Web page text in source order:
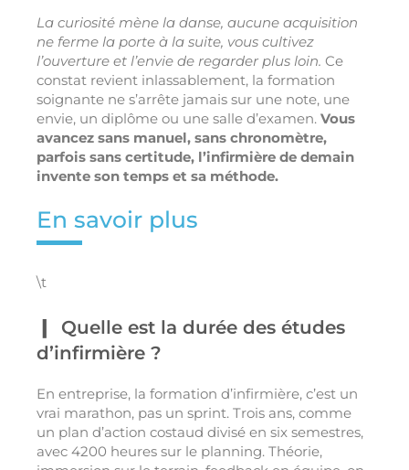
La curiosité mène la danse, aucune acquisition
ne ferme la porte à la suite, vous cultivez
l’ouverture et l’envie de regarder plus loin. Ce
constat revient inlassablement, la formation
soignante ne s’arrête jamais sur une note, une
envie, un diplôme ou une salle d’examen. Vous
avancez sans manuel, sans chronomètre,
parfois sans certitude, l’infirmière de demain
invente son temps et sa méthode.
En savoir plus
\t
Quelle est la durée des études
d’infirmière ?
En entreprise, la formation d’infirmière, c’est un
vrai marathon, pas un sprint. Trois ans, comme
un plan d’action costaud divisé en six semestres,
avec 4200 heures sur le planning. Théorie,